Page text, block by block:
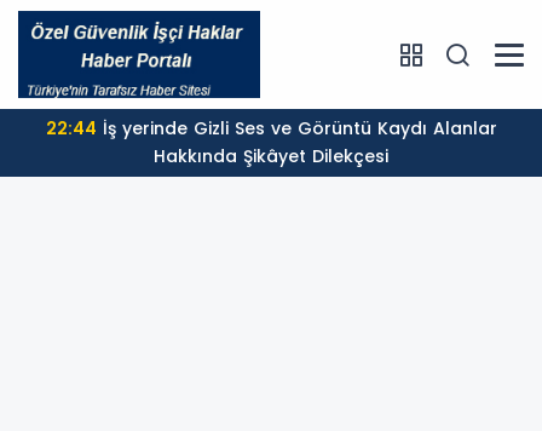
22:44
Hakkında Şikâyet Dilekçesi